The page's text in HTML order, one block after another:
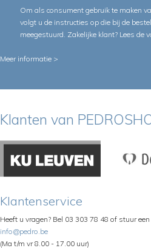
Om als consument gebruik te maken
volgt u de instructies op die bij de
meegestuurd. Zakelijke klant? Lees de
Meer informatie >
Klanten van
Klantenservice
Heeft u vragen? Bel 03 303 78 48 of stuur
info@pedro.be
(Ma t/m vr 8.00 - 17.00 uur)